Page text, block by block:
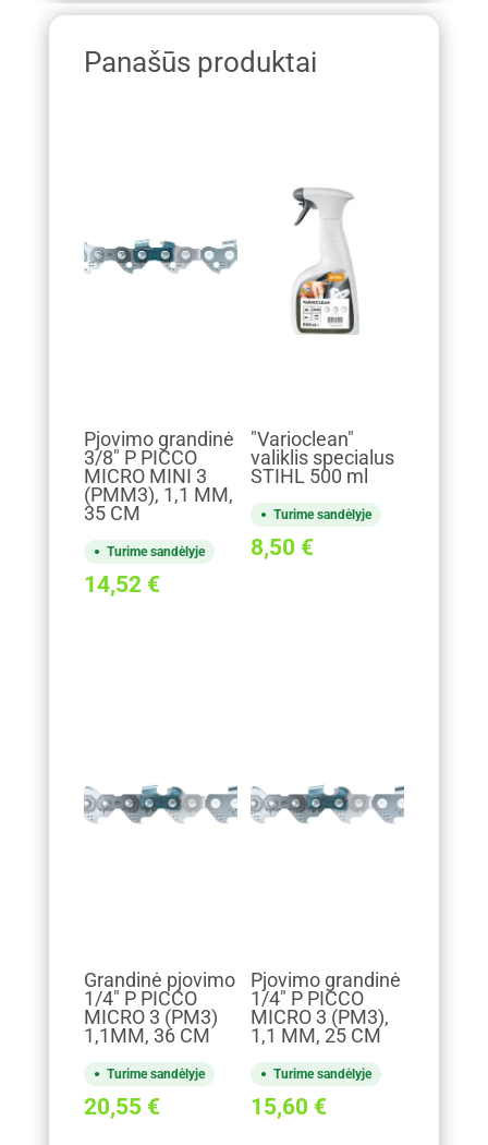
Panašūs produktai
Pjovimo grandinė
3/8" P PICCO
MICRO MINI 3
(PMM3), 1,1 MM,
35 CM
Turime sandėlyje
14,52 €
"Varioclean"
valiklis specialus
STIHL 500 ml
Turime sandėlyje
8,50 €
Grandinė pjovimo
1/4" P PICCO
MICRO 3 (PM3)
1,1MM, 36 CM
Turime sandėlyje
20,55 €
Pjovimo grandinė
1/4" P PICCO
MICRO 3 (PM3),
1,1 MM, 25 CM
Turime sandėlyje
15,60 €